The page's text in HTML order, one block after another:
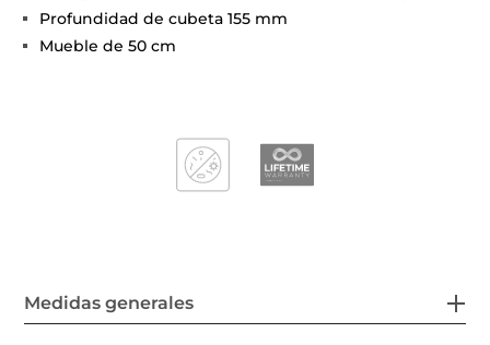
Profundidad de cubeta 155 mm
Mueble de 50 cm
Medidas generales